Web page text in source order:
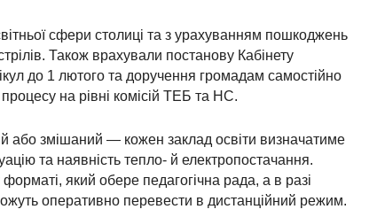
сфери столиці та з урахуванням пошкоджень
Також врахували постанову Кабінету
до 1 лютого та доручення громадам самостійно
на рівні комісій ТЕБ та НС.
або змішаний — кожен заклад освіти визначатиме
та наявність тепло- й електропостачання.
який обере педагогічна рада, а в разі
оперативно перевести в дистанційний режим.